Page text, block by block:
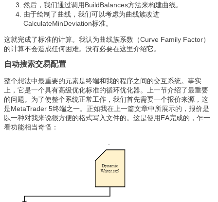
然后，我们通过调用BuildBalances方法来构建曲线。
由于绘制了曲线，我们可以考虑为曲线族改进
CalculateMinDeviation标准。
这就完成了标准的计算。我认为曲线族系数（Curve Family Factor）
的计算不会造成任何困难。没有必要在这里介绍它。
自动搜索交易配置
整个想法中最重要的元素是终端和我的程序之间的交互系统。事实
上，它是一个具有高级优化标准的循环优化器。上一节介绍了最重要
的问题。为了使整个系统正常工作，我们首先需要一个报价来源，这
是MetaTrader 5终端之一。正如我在上一篇文章中所展示的，报价是
以一种对我来说很方便的格式写入文件的。这是使用EA完成的，乍一
看功能相当奇怪：